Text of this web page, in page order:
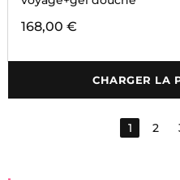
168,00 €
CHARGER LA
1 2